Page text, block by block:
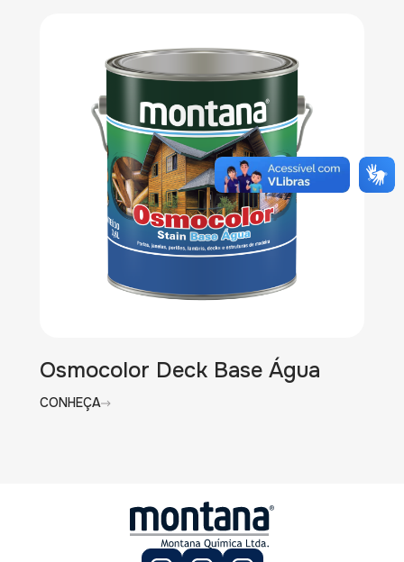
Osmocolor Deck Base Água
CONHEÇA